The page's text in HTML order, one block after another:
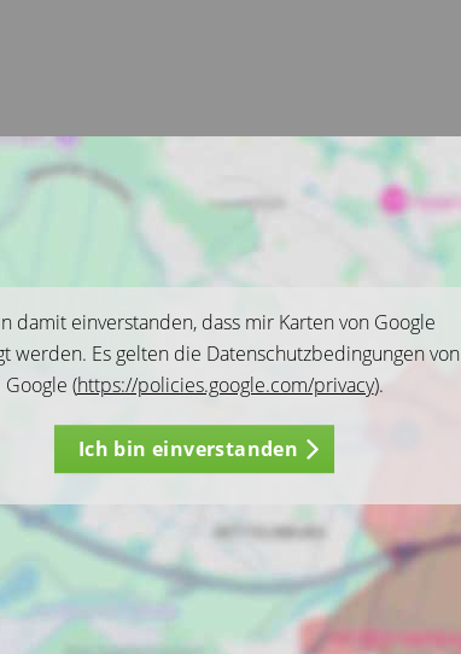
damit einverstanden, dass mir Karten von Google
werden. Es gelten die Datenschutzbedingungen von
Google (https://policies.google.com/privacy).
Ich bin einverstanden